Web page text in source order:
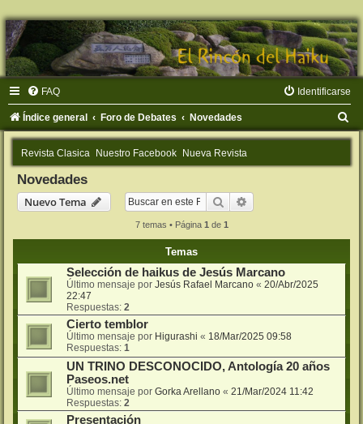
FAQ Identificarse
Índice general Foro de Debates Novedades
u
Revista Clasica Nuestro Facebook Nueva Revista
Novedades
Nuevo Tema
Buscar
7 temas • Página 1 de 1
Temas
Selección de haikus de Jesús Marcano
Último mensaje por Jesús Rafael Marcano « 20/Abr/2025
22:47
Respuestas: 2
Cierto temblor
Último mensaje por Higurashi « 18/Mar/2025 09:58
Respuestas: 1
UN TRINO DESCONOCIDO, Antología 20 años
Paseos.net
Último mensaje por Gorka Arellano « 21/Mar/2024 11:42
Respuestas: 2
Presentación